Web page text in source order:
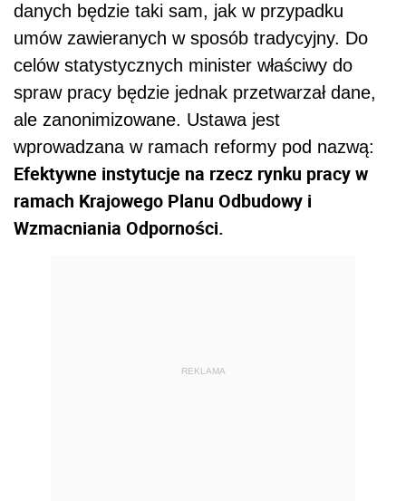
danych będzie taki sam, jak w przypadku
umów zawieranych w sposób tradycyjny. Do
celów statystycznych minister właściwy do
spraw pracy będzie jednak przetwarzał dane,
ale zanonimizowane. Ustawa jest
wprowadzana w ramach reformy pod nazwą:
Efektywne instytucje na rzecz rynku pracy w
ramach Krajowego Planu Odbudowy i
Wzmacniania Odporności.
REKLAMA